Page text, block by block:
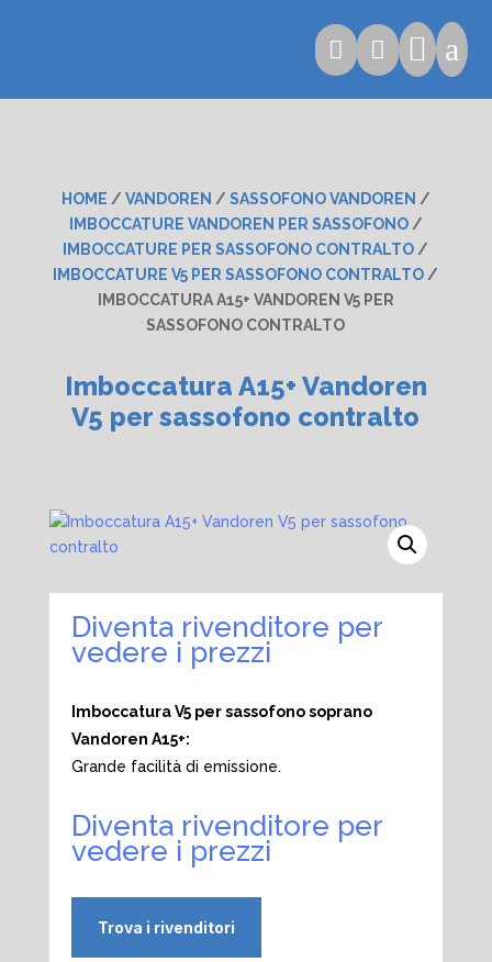
   a
HOME / VANDOREN / SASSOFONO VANDOREN /
IMBOCCATURE VANDOREN PER SASSOFONO/
IMBOCCATURE PER SASSOFONO CONTRALTO /
IMBOCCATURE V5 PER SASSOFONO CONTRALTO /
IMBOCCATURA A15+ VANDOREN V5 PER
SASSOFONO CONTRALTO
Imboccatura A15+ Vandoren
V5 per sassofono contralto
Diventa rivenditore per
vedere i prezzi
Imboccatura V5 per sassofono soprano
Vandoren A15+:
Grande facilità di emissione.
Diventa rivenditore per
vedere i prezzi
Trova i rivenditori